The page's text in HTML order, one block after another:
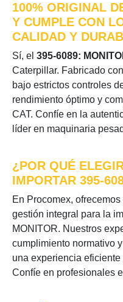
100% ORIGINAL
Y CUMPLE CON
CALIDAD Y
Sí, el 395-6089:
Caterpillar. Fabricado
bajo estrictos controles
rendimiento óptimo y
CAT. Confíe en la
líder en maquinaria
¿POR QUÉ
IMPORTAR 395-
En Procomex,
gestión integral para la
MONITOR. Nuestros
cumplimiento normativo
una experiencia
Confíe en profesionales